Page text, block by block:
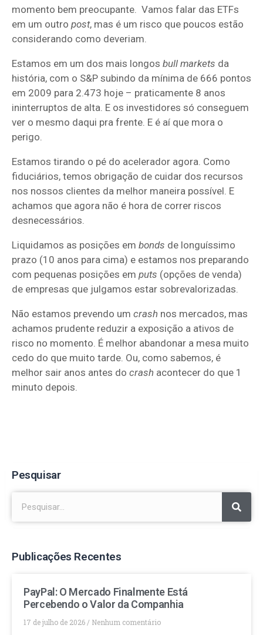
momento bem preocupante. Vamos falar das ETFs
em um outro post, mas é um risco que poucos estão
considerando como deveriam.
Estamos em um dos mais longos bull markets da
história, com o S&P subindo da mínima de 666 pontos
em 2009 para 2.473 hoje – praticamente 8 anos
ininterruptos de alta. E os investidores só conseguem
ver o mesmo daqui pra frente. E é aí que mora o
perigo.
Estamos tirando o pé do acelerador agora. Como
fiduciários, temos obrigação de cuidar dos recursos
nos nossos clientes da melhor maneira possível. E
achamos que agora não é hora de correr riscos
desnecessários.
Liquidamos as posições em bonds de longuíssimo
prazo (10 anos para cima) e estamos nos preparando
com pequenas posições em puts (opções de venda)
de empresas que julgamos estar sobrevalorizadas.
Não estamos prevendo um crash nos mercados, mas
achamos prudente reduzir a exposição a ativos de
risco no momento. É melhor abandonar a mesa muito
cedo do que muito tarde. Ou, como sabemos, é
melhor sair anos antes do crash acontecer do que 1
minuto depois.
Pesquisar
Publicações Recentes
PayPal: O Mercado Finalmente Está
Percebendo o Valor da Companhia
17 de julho de 2026
Nenhum comentário